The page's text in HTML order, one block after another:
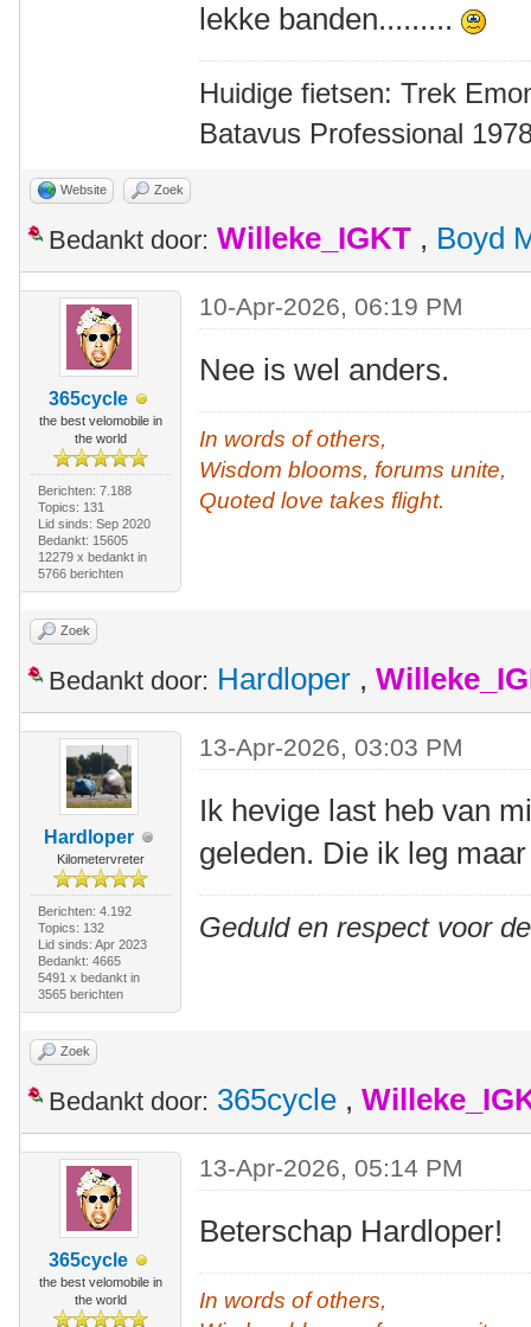
lekke banden.........
Huidige fietsen: Trek
Batavus Professional
Website Zoek
Bedankt door: Willeke_IGKT , Boyd
365cycle
the best velomobile in
the world
Berichten: 7.188
Topics: 131
Lid sinds: Sep 2020
Bedankt: 15605
12279 x bedankt in
5766 berichten
10-Apr-2026, 06:19 PM
Nee is wel anders.
In words of others,
Wisdom blooms, forums unite,
Quoted love takes flight.
Zoek
Bedankt door: Hardloper ,
Hardloper
Kilometervreter
Berichten: 4.192
Topics: 132
Lid sinds: Apr 2023
Bedankt: 4665
5491 x bedankt in
3565 berichten
13-Apr-2026, 03:03 PM
Ik hevige last heb van
geleden. Die ik leg
Geduld en respect voor
Zoek
Bedankt door: 365cycle ,
365cycle
the best velomobile in
the world
13-Apr-2026, 05:14 PM
Beterschap Hardloper!
In words of others,